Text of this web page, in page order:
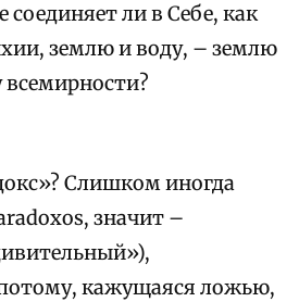
ли в Себе, как
землю и воду, – землю
всемирности?
Слишком иногда
значит –
кажущаяся ложью,